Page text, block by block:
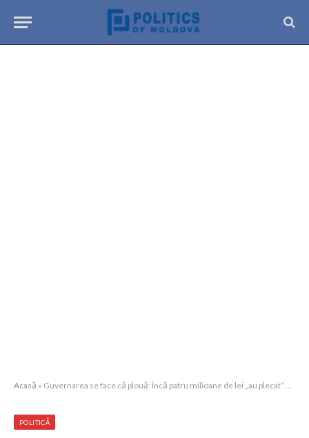
Acasă » Guvernarea se face că plouă: Încă patru milioane de lei „au plecat” din bugetul Chișinăului
POLITICĂ